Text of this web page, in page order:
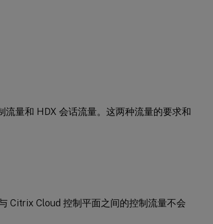
量和 HDX 会话流量。这两种流量的要求和
Citrix Cloud 控制平面之间的控制流量不会